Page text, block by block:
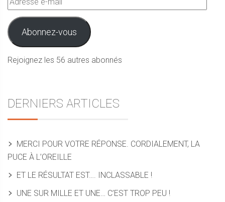
e-
mail
Abonnez-vous
Rejoignez les 56 autres abonnés
DERNIERS ARTICLES
MERCI POUR VOTRE RÉPONSE. CORDIALEMENT, LA
PUCE À L’OREILLE
ET LE RÉSULTAT EST…. INCLASSABLE !
UNE SUR MILLE ET UNE… C’EST TROP PEU !